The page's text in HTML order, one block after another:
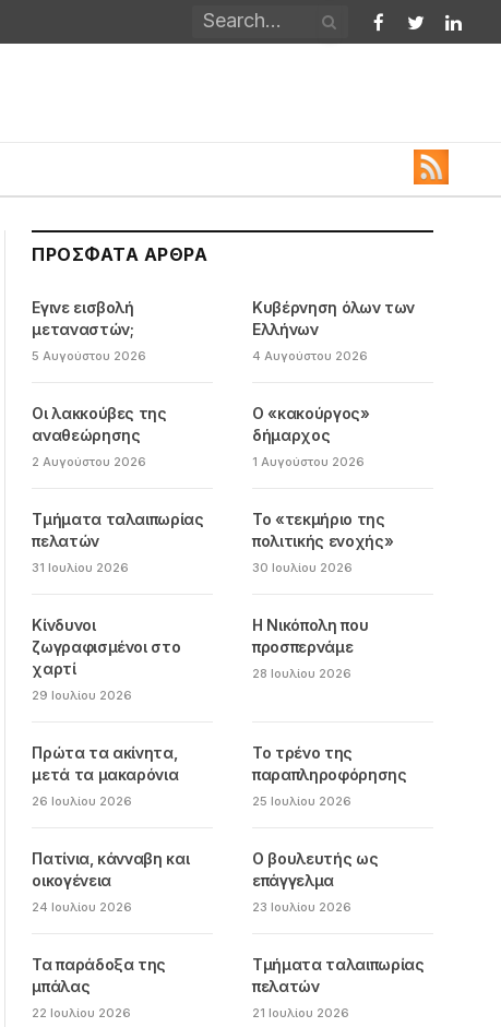
Facebook
Twitter
ΠΡΌΣΦΑΤΑ ΆΡΘΡΑ
Εγινε εισβολή
μεταναστών;
5 Αυγούστου 2026
Κυβέρνηση όλων των
Ελλήνων
4 Αυγούστου 2026
Οι λακκούβες της
αναθεώρησης
2 Αυγούστου 2026
Ο «κακούργος»
δήμαρχος
1 Αυγούστου 2026
Τμήματα ταλαιπωρίας
πελατών
31 Ιουλίου 2026
Το «τεκμήριο της
πολιτικής ενοχής»
30 Ιουλίου 2026
Κίνδυνοι
ζωγραφισμένοι στο
χαρτί
29 Ιουλίου 2026
Η Νικόπολη που
προσπερνάμε
28 Ιουλίου 2026
Πρώτα τα ακίνητα,
μετά τα μακαρόνια
26 Ιουλίου 2026
Το τρένο της
παραπληροφόρησης
25 Ιουλίου 2026
Πατίνια, κάνναβη και
οικογένεια
24 Ιουλίου 2026
Ο βουλευτής ως
επάγγελμα
23 Ιουλίου 2026
Τα παράδοξα της
μπάλας
22 Ιουλίου 2026
Τμήματα ταλαιπωρίας
πελατών
21 Ιουλίου 2026